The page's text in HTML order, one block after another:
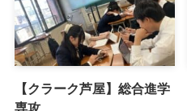
【クラーク芦屋】総合進学
専攻